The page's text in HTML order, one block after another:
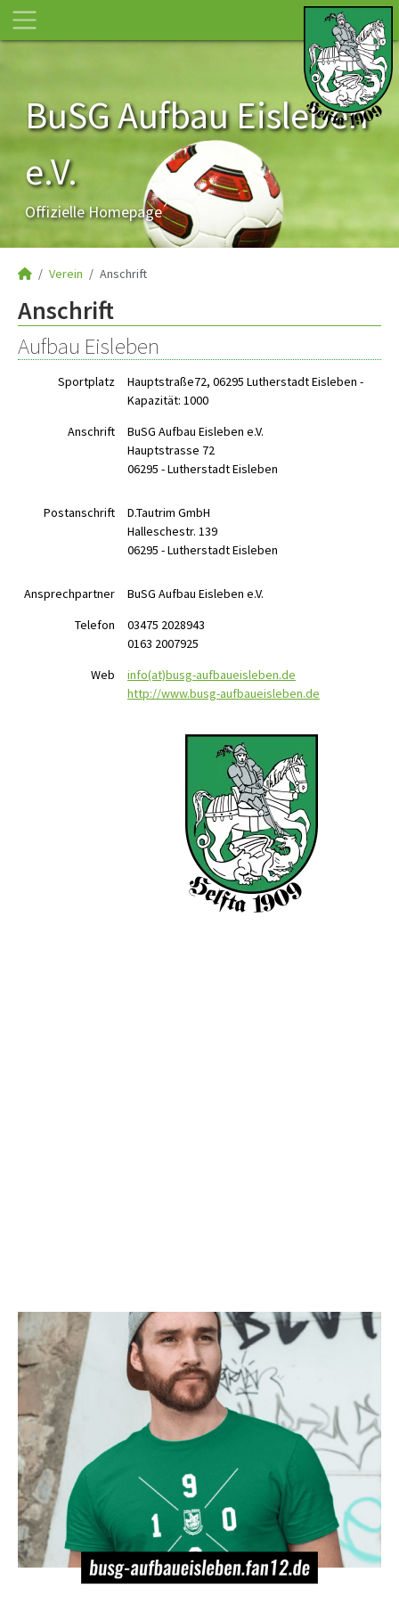
BuSG Aufbau Eisleben
e.V.
Offizielle Homepage
Verein Anschrift
Anschrift
Aufbau Eisleben
Sportplatz
Hauptstraße72, 06295 Lutherstadt Eisleben -
Kapazität: 1000
Anschrift
BuSG Aufbau Eisleben e.V.
Hauptstrasse 72
06295 - Lutherstadt Eisleben
Postanschrift
D.Tautrim GmbH
Halleschestr. 139
06295 - Lutherstadt Eisleben
Ansprechpartner
BuSG Aufbau Eisleben e.V.
Telefon
03475 2028943
0163 2007925
Web
info(at)busg-aufbaueisleben.de
http://www.busg-aufbaueisleben.de